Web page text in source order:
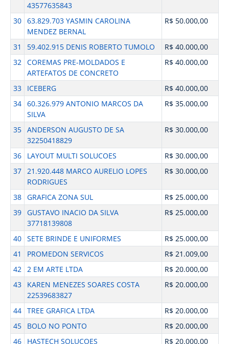
43577635843
30 63.829.703 YASMIN CAROLINA
MENDEZ BERNAL
R$ 50.000,00
31 59.402.915 DENIS ROBERTO TUMOLO
R$ 40.000,00
32 COREMAS PRE-MOLDADOS E
ARTEFATOS DE CONCRETO
R$ 40.000,00
33 ICEBERG
R$ 40.000,00
34 60.326.979 ANTONIO MARCOS DA
SILVA
R$ 35.000,00
35 ANDERSON AUGUSTO DE SA
32250418829
R$ 30.000,00
36 LAYOUT MULTI SOLUCOES
R$ 30.000,00
37 21.920.448 MARCO AURELIO LOPES
RODRIGUES
R$ 30.000,00
38 GRAFICA ZONA SUL
R$ 25.000,00
39
GUSTAVO INACIO DA SILVA
37718139808
R$ 25.000,00
40 SETE BRINDE E UNIFORMES
R$ 25.000,00
41
PROMEDON SERVICOS
R$ 21.009,00
42 2 EM ARTE LTDA
R$ 20.000,00
43
KAREN MENEZES SOARES COSTA
22539683827
R$ 20.000,00
44 TREE GRAFICA LTDA
R$ 20.000,00
45
BOLO NO PONTO
R$ 20.000,00
46
HASTECH SOLUCOES
R$ 20.000,00